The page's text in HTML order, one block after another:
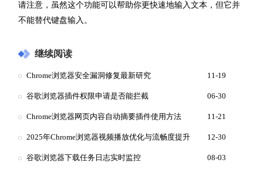
请注意，虽然这个功能可以帮助你更快速地输入文本，但它并
不能替代键盘输入。
继续阅读
Chrome浏览器安全漏洞修复最新研究 11-19
谷歌浏览器插件权限申请是否能拦截 06-30
Chrome浏览器网页内容自动摘要插件使用方法 11-21
2025年Chrome浏览器视频播放优化与流畅度提升 12-30
谷歌浏览器下载任务日志实时监控 08-03